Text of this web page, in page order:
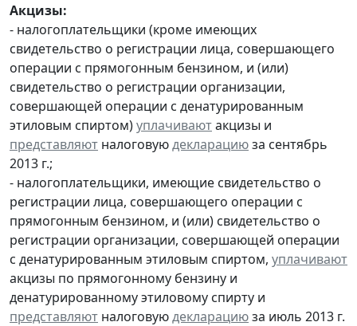
Акцизы:
- налогоплательщики (кроме имеющих
свидетельство о регистрации лица, совершающего
операции с прямогонным бензином, и (или)
свидетельство о регистрации организации,
совершающей операции с денатурированным
этиловым спиртом)уплачиваютакцизы и
представляют налоговуюдекларациюза сентябрь
2013 г.;
- налогоплательщики, имеющие свидетельство о
регистрации лица, совершающего операции с
прямогонным бензином, и (или) свидетельство о
регистрации организации, совершающей операции
с денатурированным этиловым спиртом, уплачивают
акцизы по прямогонному бензину и
денатурированному этиловому спирту и
представляют налоговуюдекларациюза июль 2013 г.